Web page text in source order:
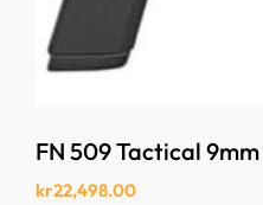
FN 509 Tactical
kr22,498.00